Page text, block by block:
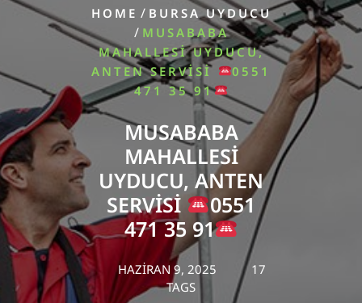
HOME / BURSA UYDUCU
/ MUSABABA
MAHALLESI UYDUCU,
ANTEN SERVISI
0551
471 35 91
MUSABABA
MAHALLESI
UYDUCU, ANTEN
SERVISI
0551
471 35 91
HAZIRAN 9, 2025
17
TAGS